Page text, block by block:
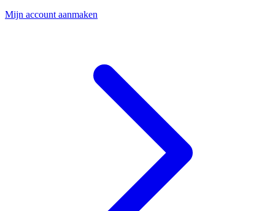
Mijn account aanmaken